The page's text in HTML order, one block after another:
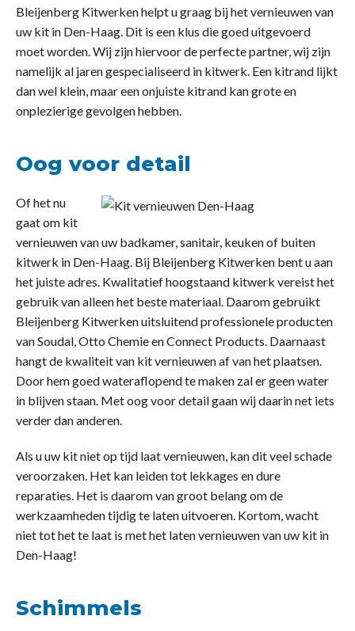
Bleijenberg Kitwerken helpt u graag bij het vernieuwen van
uw kit in Den-Haag. Dit is een klus die goed uitgevoerd
moet worden. Wij zijn hiervoor de perfecte partner, wij zijn
namelijk al jaren gespecialiseerd in kitwerk. Een kitrand lijkt
dan wel klein, maar een onjuiste kitrand kan grote en
onplezierige gevolgen hebben.
Oog voor detail
Of het nu
gaat om kit
vernieuwen van uw badkamer, sanitair, keuken of buiten
kitwerk in Den-Haag. Bij Bleijenberg Kitwerken bent u aan
het juiste adres. Kwalitatief hoogstaand kitwerk vereist het
gebruik van alleen het beste materiaal. Daarom gebruikt
Bleijenberg Kitwerken uitsluitend professionele producten
van Soudal, Otto Chemie en Connect Products. Daarnaast
hangt de kwaliteit van kit vernieuwen af van het plaatsen.
Door hem goed wateraflopend te maken zal er geen water
in blijven staan. Met oog voor detail gaan wij daarin net iets
verder dan anderen.
Als u uw kit niet op tijd laat vernieuwen, kan dit veel schade
veroorzaken. Het kan leiden tot lekkages en dure
reparaties. Het is daarom van groot belang om de
werkzaamheden tijdig te laten uitvoeren. Kortom, wacht
niet tot het te laat is met het laten vernieuwen van uw kit in
Den-Haag!
Schimmels